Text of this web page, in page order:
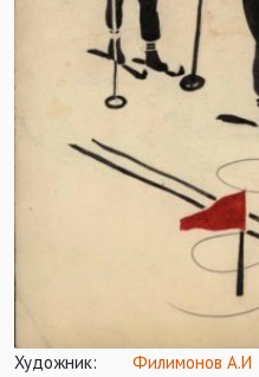
Художник:
Филимонов А.И